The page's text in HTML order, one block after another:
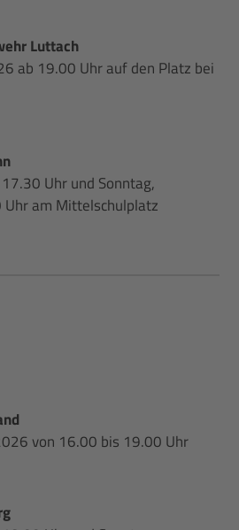
Luttach
ab 19.00 Uhr auf den Platz bei
Uhr und Sonntag,
am Mittelschulplatz
von 16.00 bis 19.00 Uhr